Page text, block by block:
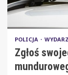
POLICJA
Zgłoś